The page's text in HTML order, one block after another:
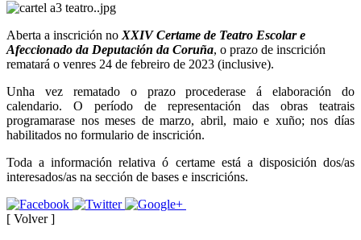
Aberta a inscrición no XXIV Certame de Teatro Escolar e
Afeccionado da Deputación da Coruña, o prazo de inscrición
rematará o venres 24 de febreiro de 2023 (inclusive).
Unha vez rematado o prazo procederase á elaboración do
calendario. O período de representación das obras teatrais
programarase nos meses de marzo, abril, maio e xuño; nos días
habilitados no formulario de inscrición.
Toda a información relativa ó certame está a disposición dos/as
interesados/as na sección de bases e inscricións.
[ Volver ]